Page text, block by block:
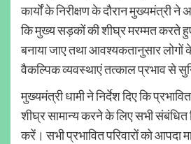
कार्यों के निरीक्षण के दौरान मुख्यमंत्री ने
कि मुख्य सड़कों की शीघ्र मरम्मत करते हुए
बनाया जाए तथा आवश्यकतानुसार
वैकल्पिक व्यवस्थाएं तत्काल प्रभाव से
मुख्यमंत्री धामी ने निर्देश दिए कि
शीघ्र सामान्य करने के लिए सभी संबंधित
करें। सभी प्रभावित परिवारों को आपदा